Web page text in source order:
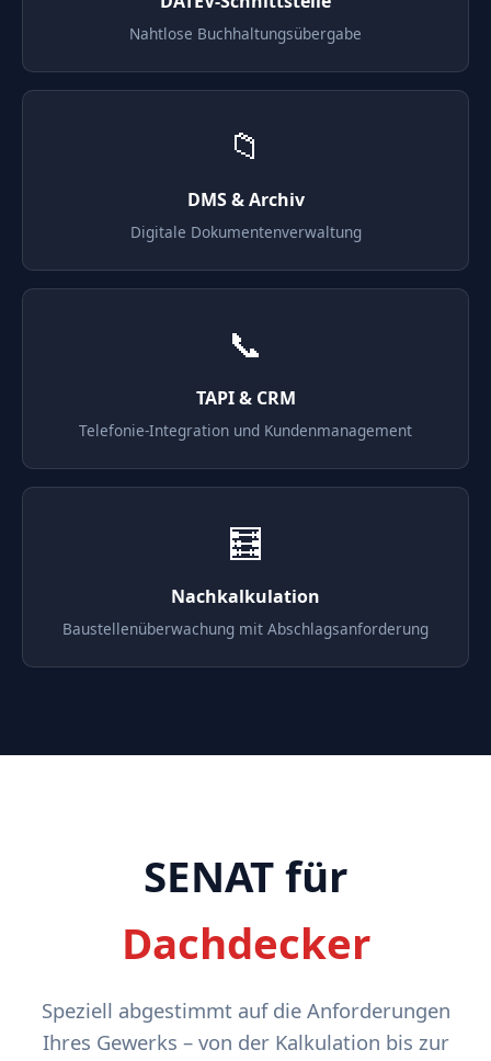
Nahtlose Buchhaltungsübergabe
📁
DMS & Archiv
Digitale Dokumentenverwaltung
📞
TAPI & CRM
Telefonie-Integration und Kundenmanagement
🧮
Nachkalkulation
Baustellenüberwachung mit Abschlagsanforderung
SENAT für
Dachdecker
Speziell abgestimmt auf die Anforderungen
Ihres Gewerks – von der Kalkulation bis zur